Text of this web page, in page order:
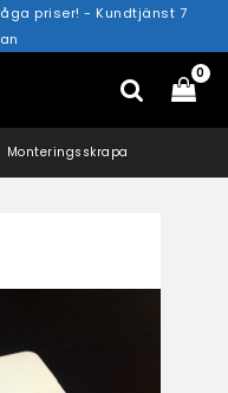
priser! - Kundtjänst 7
0
Monteringsskrapa